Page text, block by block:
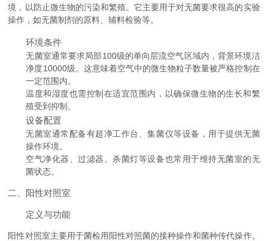
境，以防止微生物的污染和繁殖。它主要用于对无菌要求很高的实验
操作，如无菌制剂的原料、辅料检验等。
环境条件
无菌室通常要求局部100级的单向层流空气区域内，背景环境洁
净度10000级。这意味着空气中的微生物粒子数量被严格控制在
一定范围内。
温度和湿度也需控制在适宜范围内，以确保微生物的生长和繁
殖受到抑制。
设备配置
无菌室通常配备有超净工作台、集菌仪等设备，用于提供无菌
操作环境。
空气净化器、过滤器、杀菌灯等设备也常用于维持无菌室的无
菌状态。
二、阳性对照室
定义与功能
阳性对照室主要用于菌检用阳性对照菌的接种操作和菌种传代操作。